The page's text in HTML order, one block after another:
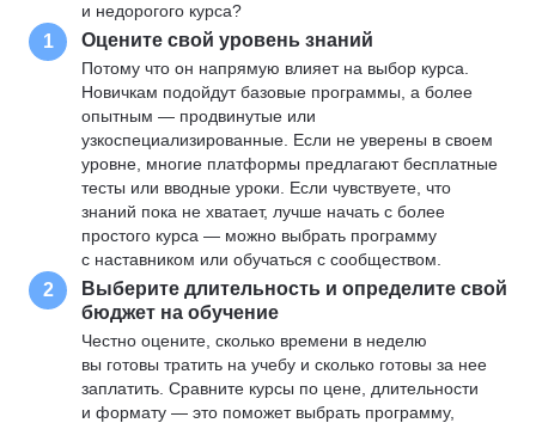
и недорогого курса?
1 Оцените свой уровень знаний
Потому что он напрямую влияет на выбор курса.
Новичкам подойдут базовые программы, а более
опытным — продвинутые или
узкоспециализированные. Если не уверены в своем
уровне, многие платформы предлагают бесплатные
тесты или вводные уроки. Если чувствуете, что
знаний пока не хватает, лучше начать с более
простого курса — можно выбрать программу
с наставником или обучаться с сообществом.
2
Выберите длительность и определите свой
бюджет на обучение
Честно оцените, сколько времени в неделю
вы готовы тратить на учебу и сколько готовы за нее
заплатить. Сравните курсы по цене, длительности
и формату — это поможет выбрать программу,